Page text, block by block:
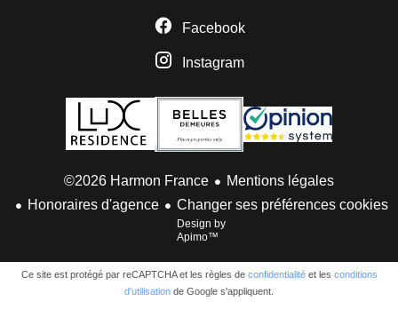
Facebook
Instagram
©2026 Harmon France
Mentions légales
Honoraires d'agence
Changer ses préférences cookies
Design by
Apimo™
Ce site est protégé par reCAPTCHA et les règles de confidentialitéet les conditions
d'utilisation de Google s'appliquent.